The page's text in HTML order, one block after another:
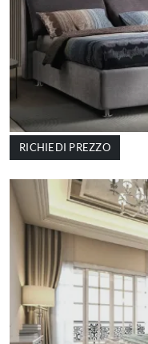
RICHIEDI PREZZO